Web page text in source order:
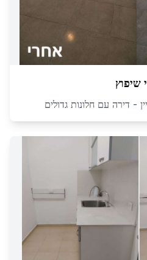
שיפוץ
- דירה עם חלונות גדולים